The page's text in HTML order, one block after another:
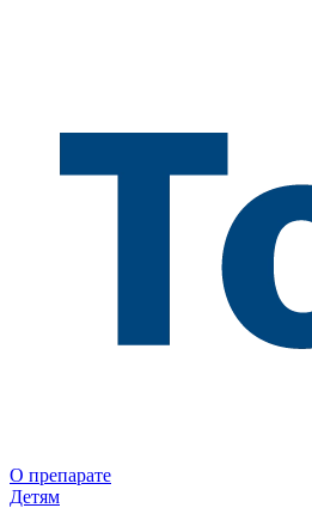
О препарате
Детям